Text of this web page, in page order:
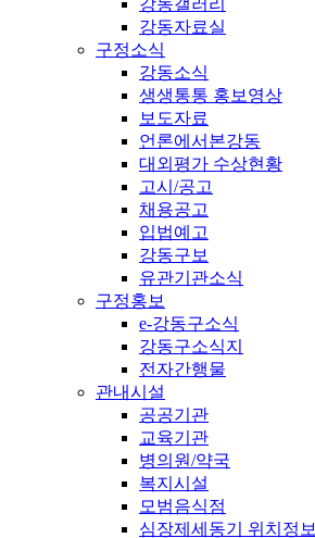
강동갤러리
강동자료실
구정소식
강동소식
생생통통 홍보영상
보도자료
언론에서본강동
대외평가 수상현황
고시/공고
채용공고
입법예고
강동구보
유관기관소식
구정홍보
e-강동구소식
강동구소식지
전자간행물
관내시설
공공기관
교육기관
병의원/약국
복지시설
모범음식점
심장제세동기 위치정보